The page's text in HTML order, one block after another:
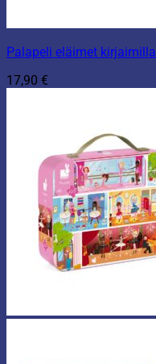
Palapeli eläimet kirjaimilla
17,90 €